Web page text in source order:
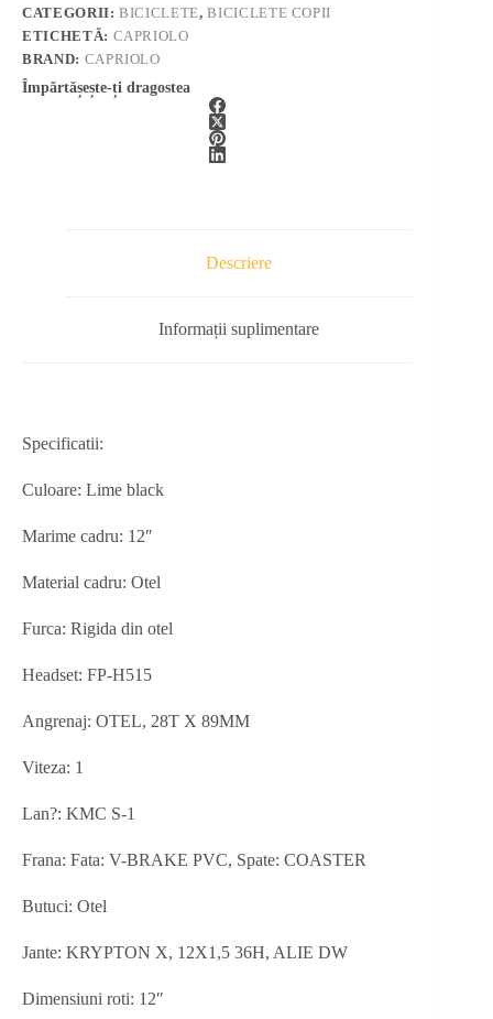
CATEGORII:BICICLETE,BICICLETE COPII
ETICHETĂ: CAPRIOLO
BRAND: CAPRIOLO
Împărtășește-ți dragostea
Descriere
Informații suplimentare
Specificatii:
Culoare: Lime black
Marime cadru: 12″
Material cadru: Otel
Furca: Rigida din otel
Headset: FP-H515
Angrenaj: OTEL, 28T X 89MM
Viteza: 1
Lan?: KMC S-1
Frana: Fata: V-BRAKE PVC, Spate: COASTER
Butuci: Otel
Jante: KRYPTON X, 12X1,5 36H, ALIE DW
Dimensiuni roti: 12″